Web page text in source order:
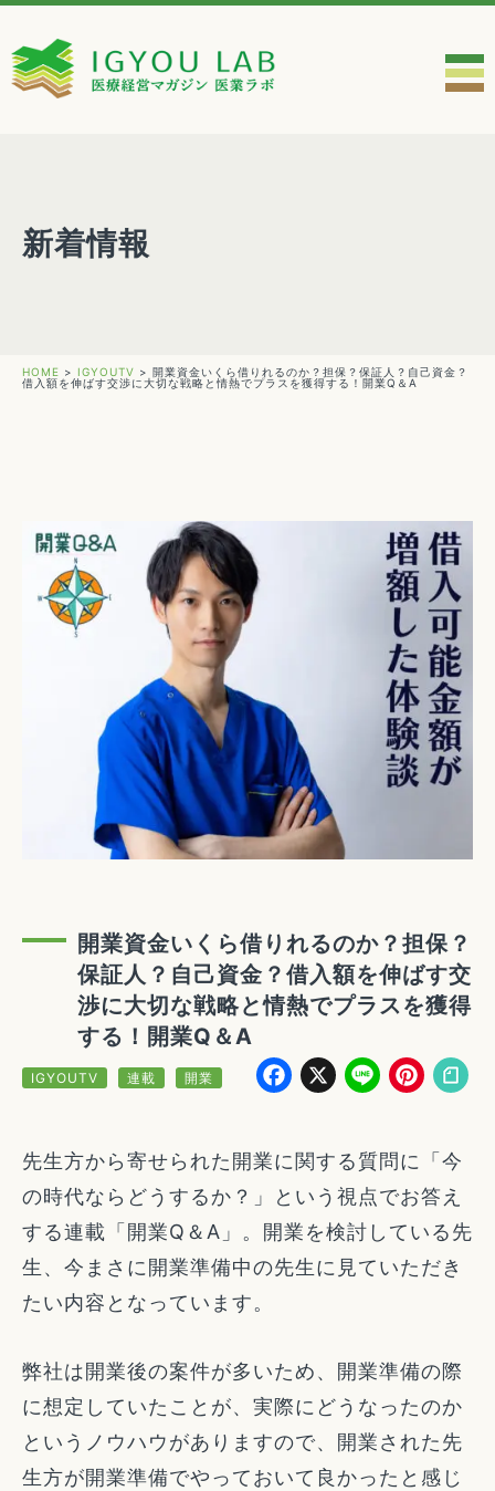
新着情報
HOME > IGYOUTV > 開業資金いくら借りれるのか？担保？保証人？自己資金？
借入額を伸ばす交渉に大切な戦略と情熱でプラスを獲得する！開業Q＆A
開業資金いくら借りれるのか？担保？
保証人？自己資金？借入額を伸ばす交
渉に大切な戦略と情熱でプラスを獲得
する！開業Q＆A
IGYOUTV 連載 開業 Facebook
X Line
先生方から寄せられた開業に関する質問に「今
の時代ならどうするか？」という視点でお答え
する連載「開業Q＆A」。開業を検討している先
生、今まさに開業準備中の先生に見ていただき
たい内容となっています。
弊社は開業後の案件が多いため、開業準備の際
に想定していたことが、実際にどうなったのか
というノウハウがありますので、開業された先
生方が開業準備でやっておいて良かったと感じ